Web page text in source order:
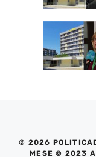
© 2026
MESE © 2023